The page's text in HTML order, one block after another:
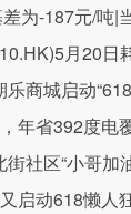
为-187元/吨|
月20日
商城启动
年省392度电
社区“小哥加
启动618懒人